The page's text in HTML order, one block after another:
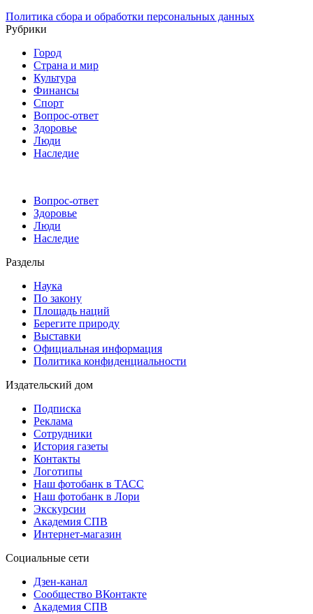
Политика сбора и обработки персональных данных
Рубрики
Город
Страна и мир
Культура
Финансы
Спорт
Вопрос-ответ
Здоровье
Люди
Наследие
Вопрос-ответ
Здоровье
Люди
Наследие
Разделы
Наука
По закону
Площадь наций
Берегите природу
Выставки
Официальная информация
Политика конфиденциальности
Издательский дом
Подписка
Реклама
Сотрудники
История газеты
Контакты
Логотипы
Наш фотобанк в ТАСС
Наш фотобанк в Лори
Экскурсии
Академия СПВ
Интернет-магазин
Социальные сети
Дзен-канал
Сообщество ВКонтакте
Академия СПВ